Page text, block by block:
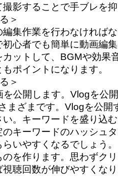
撮影することで手ブレを
＞
集作業を行わなければ
心者でも簡単に動画編
ットして、BGMや効果
ポイントになります。
＞
公開します。Vlogを公
まざまです。Vlogを公開
。キーワードを盛り込
キーワードのハッシュ
いやすくなるでしょう。
を作ります。思わずク
聴回数が伸びやすくな